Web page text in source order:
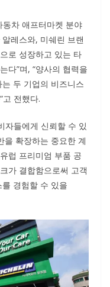
차 애프터마켓 분야
레스와, 미쉐린 브랜
로 성장하고 있는 타
다”며, “양사의 협력을
두 기업의 비즈니스
전했다.
자들에게 신뢰할 수 있
을 확장하는 중요한 계
럽 프리미엄 부품 공
가 결합함으로써 고객
경험할 수 있을